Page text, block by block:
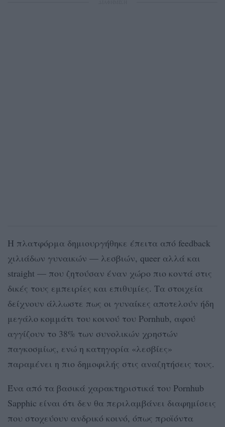
Η πλατφόρμα δημιουργήθηκε έπειτα από feedback
χιλιάδων γυναικών — λεσβιών, queer αλλά και
straight — που ζητούσαν έναν χώρο πιο κοντά στις
δικές τους εμπειρίες και επιθυμίες. Τα στοιχεία
δείχνουν άλλωστε πως οι γυναίκες αποτελούν ήδη
μεγάλο κομμάτι του κοινού του Pornhub, αφού
αγγίζουν το 38% των συνολικών χρηστών
παγκοσμίως, ενώ η κατηγορία «λεσβίες»
παραμένει η πιο δημοφιλής στις αναζητήσεις τους.
Ένα από τα βασικά χαρακτηριστικά του Pornhub
Sapphic είναι ότι δεν θα περιλαμβάνει διαφημίσεις
που στοχεύουν ανδρικό κοινό, όπως προϊόντα